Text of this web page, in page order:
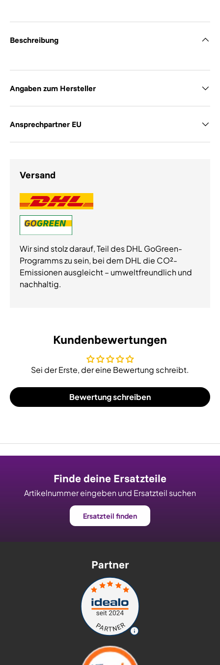
Beschreibung
Angaben zum Hersteller
Ansprechpartner EU
Versand
Wir sind stolz darauf, Teil des DHL GoGreen-
Programms zu sein, bei dem DHL die CO²-
Emissionen ausgleicht – umweltfreundlich und
nachhaltig.
Kundenbewertungen
Sei der Erste, der eine Bewertung schreibt.
Bewertung schreiben
Finde deine Ersatzteile
Artikelnummer eingeben und Ersatzteil suchen
Ersatzteil finden
Partner